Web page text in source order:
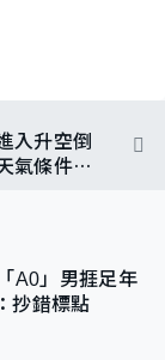
入升空倒
氣條件理
A0」男捱足年
抄錯標點